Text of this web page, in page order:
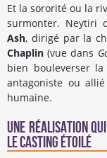
Et la sororité ou la
surmonter. Neytiri
Ash, dirigé par la
Chaplin (vue dans
bien bouleverser
antagoniste ou
humaine.
Une réalisation
le casting étoilé